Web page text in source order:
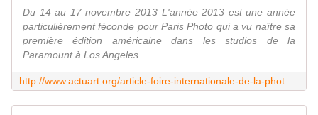
Du 14 au 17 novembre 2013 L'année 2013 est une année
particulièrement féconde pour Paris Photo qui a vu naître sa
première édition américaine dans les studios de la
Paramount à Los Angeles...